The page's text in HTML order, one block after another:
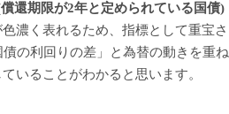
還期限が2年と定められている国債)
濃く表れるため、指標として重宝さ
の利回りの差」と為替の動きを重ね
いることがわかると思います。